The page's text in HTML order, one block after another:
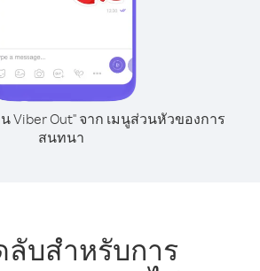
Viber Out" จาก เมนูส่วนหัวของการ
สนทนา
ลับสำหรับการ